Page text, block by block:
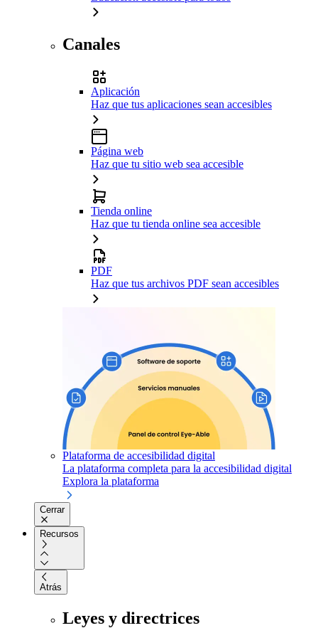
Canales
Aplicación
Haz que tus aplicaciones sean accesibles
Página web
Haz que tu sitio web sea accesible
Tienda online
Haz que tu tienda online sea accesible
PDF
Haz que tus archivos PDF sean accesibles
Plataforma de accesibilidad digital
La plataforma completa para la accesibilidad digital
Explora la plataforma
Cerrar
Recursos
Atrás
Leyes y directrices